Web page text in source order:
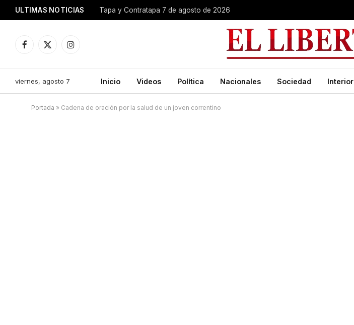
ULTIMAS NOTICIAS Tapa y Contratapa 7 de agosto de 2026
Facebook
X
Instagram
viernes, agosto 7 Inicio Videos Política Nacionales Sociedad Interior
Portada » Cadena de oración por la salud de un joven correntino